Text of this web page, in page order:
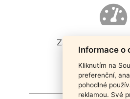
Záruka
Informace o
Kliknutím na
preferenční,
pohodlné
reklamou. Své